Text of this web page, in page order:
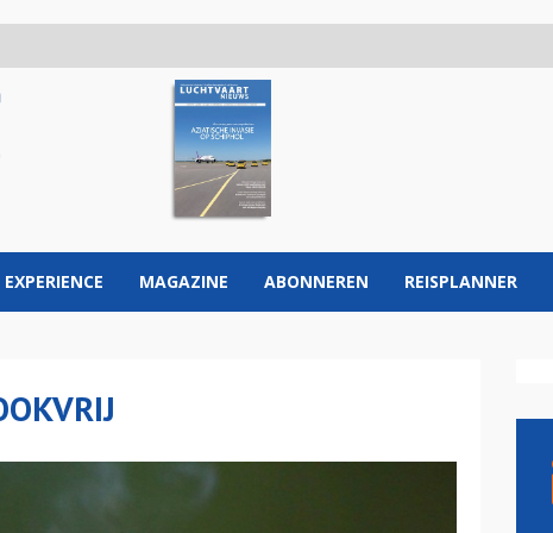
EXPERIENCE MAGAZINE ABONNEREN REISPLANNER